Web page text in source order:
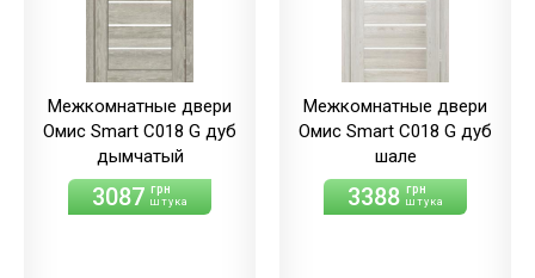
Межкомнатные двери
Омис Smart С018 G дуб
дымчатый
3087 грн
штука
Межкомнатные двери
Омис Smart С018 G дуб
шале
3388 грн
штука